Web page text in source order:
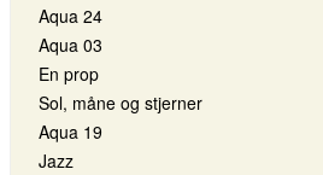
Aqua 24
Aqua 03
En prop
Sol, måne og stjerner
Aqua 19
Jazz